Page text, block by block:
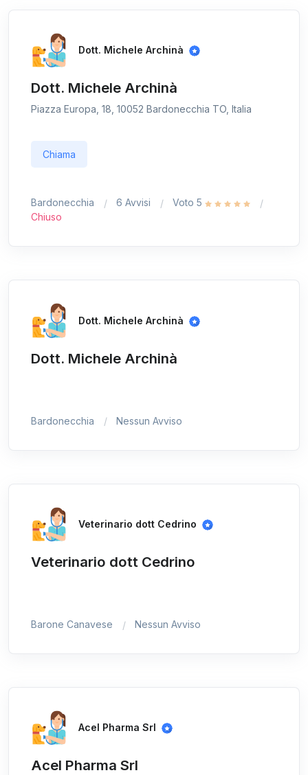
Dott. Michele Archinà
Dott. Michele Archinà
Piazza Europa, 18, 10052 Bardonecchia TO, Italia
Chiama
Bardonecchia 6 Avvisi
Voto 5
Chiuso
Dott. Michele Archinà
Dott. Michele Archinà
Bardonecchia Nessun Avviso
Veterinario dott Cedrino
Veterinario dott Cedrino
Barone Canavese Nessun Avviso
Acel Pharma Srl
Acel Pharma Srl